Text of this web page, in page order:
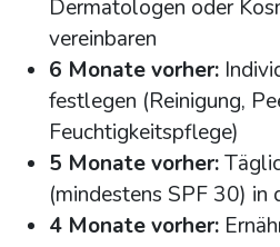
Dermatologen oder
vereinbaren
6 Monate vorher:
festlegen (Reinigung,
Feuchtigkeitspflege)
5 Monate vorher:
(mindestens SPF 30) in
4 Monate vorher: